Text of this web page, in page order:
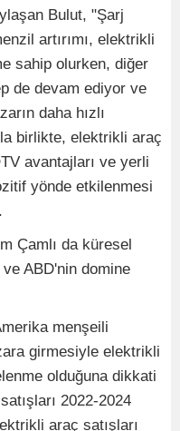
Bulut, "Şarj
artırımı, elektrikli
sahip olurken, diğer
de devam ediyor ve
daha hızlı
birlikte, elektrikli araç
avantajları ve yerli
yönde etkilenmesi
Çamlı da küresel
ABD'nin domine
menşeili
girmesiyle elektrikli
olduğuna dikkati
2022-2024
araç satışları